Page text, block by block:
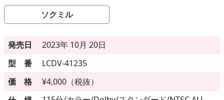
更新情報
▶ よくあるご質問
▶ 会社概要
ソクミル
発売日
2023年 10月 20日
型 番
LCDV-41235
価 格
¥4,000（税抜）